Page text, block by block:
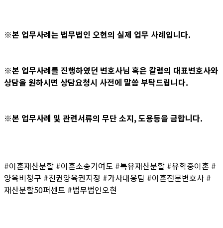
※본 업무사례는 법무법인 오현의 실제 업무 사례입니다.
※본 업무사례를 진행하였던 변호사님 혹은 칼럼의 대표변호사와
상담을 원하시면 상담요청시 사전에 말씀 부탁드립니다.
※본 업무사례 및 관련서류의 무단 소지, 도용등을 금합니다.
#이혼재산분할 #이혼소송기여도 #특유재산분할 #유학중이혼 #
양육비청구 #친권양육권지정 #가사대응팀 #이혼전문변호사 #
재산분할50퍼센트 #법무법인오현